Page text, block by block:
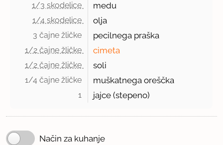
1/3 skodelice medu
1/4 skodelice olja
3 čajne žličke pecilnega praška
1/2 čajne žličke cimeta
1/2 čajne žličke soli
1/4 čajne žličke muškatnega oreščka
1 jajce (stepeno)
Način za kuhanje